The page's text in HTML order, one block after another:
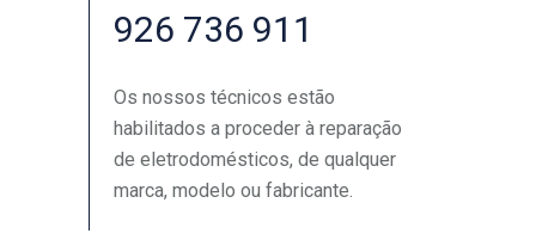
926 736 911
Os nossos técnicos estão
habilitados a proceder à reparação
de eletrodomésticos, de qualquer
marca, modelo ou fabricante.